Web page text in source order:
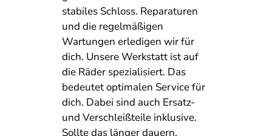
stabiles Schloss. Reparaturen
und die regelmäßigen
Wartungen erledigen wir für
dich. Unsere Werkstatt ist auf
die Räder spezialisiert. Das
bedeutet optimalen Service für
dich. Dabei sind auch Ersatz-
und Verschleißteile inklusive.
Sollte das länger dauern,